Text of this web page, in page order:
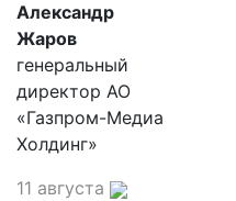
Александр
Жаров
генеральный
директор АО
«Газпром-Медиа
Холдинг»
11 августа